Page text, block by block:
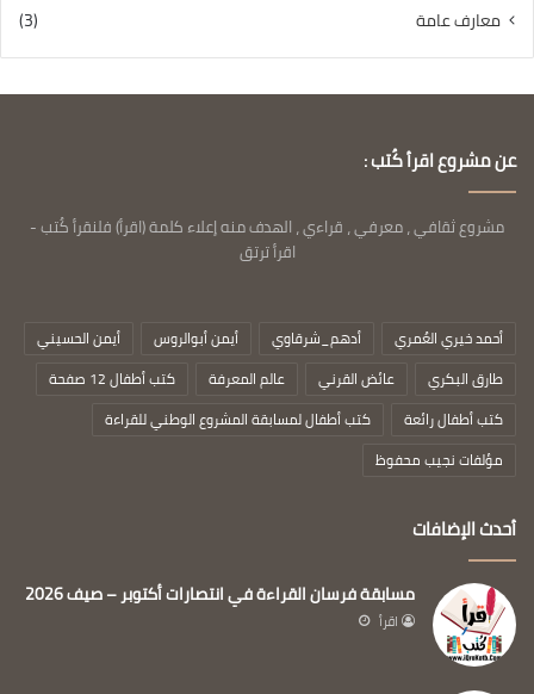
معارف عامة
(3)
عن مشروع اقرأ كُتب :
مشروع ثقافي ، معرفي ، قراءي ، الهدف منه إعلاء كلمة (اقرأ) فلنقرأ كُتب -
اقرأ ترتق
أحمد خيري العُمري أدهم_شرقاوي أيمن أبوالروس
أيمن الحسيني
طارق البكري
عائض القرني عالم المعرفة
كتب أطفال 12 صفحة
كتب أطفال رائعة
كتب أطفال لمسابقة المشروع الوطني للقراءة
مؤلفات نجيب محفوظ
أحدث الإضافات
مسابقة فرسان القراءة في انتصارات أكتوبر – صيف 2026
اقرأ